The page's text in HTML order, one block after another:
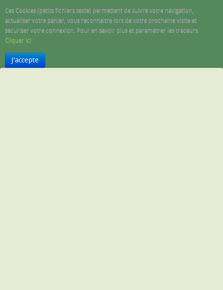
Ces Cookies (petits fichiers texte) permettent de suivre votre navigation,
actualiser votre panier, vous reconnaitre lors de votre prochaine visite et
sécuriser votre connexion. Pour en savoir plus et paramétrer les traceurs:
Cliquer ici
J'accepte